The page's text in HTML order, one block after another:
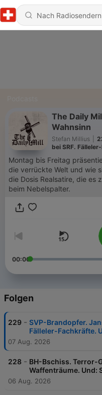
The Daily
Wahnsinn
Stefan Millius
bei SRF.
Montag bis Freitag
die verrückte Welt und wie
die Dosis Realsatire, die es
beim Nebelspalter.
00:00
Folgen
229 - SVP-Brandopfer.
Fälleler-Fachkräfte.
07 Aug. 2026
228 - BH-Bschiss. Terror-
Waffenträume. Und:
06 Aug. 2026